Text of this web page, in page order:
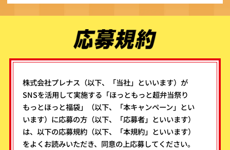
株式会社プレナス（以下、「当社」といいます）が
SNSを活用して実施する「ほっともっと超弁当祭り
もっとほっと福袋」（以下、「本キャンペーン」とい
います）に応募の方（以下、「応募者」といいます）
は、以下の応募規約（以下、「本規約」といいます）
をよくお読みいただき、同意の上応募してください。